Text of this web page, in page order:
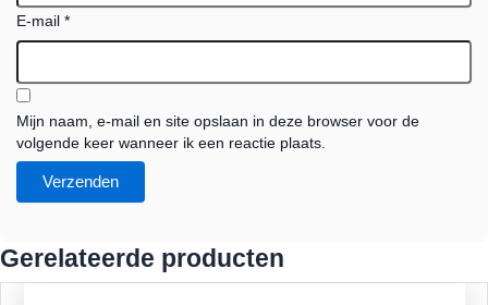
E-mail *
Mijn naam, e-mail en site opslaan in deze browser voor de
volgende keer wanneer ik een reactie plaats.
Gerelateerde producten